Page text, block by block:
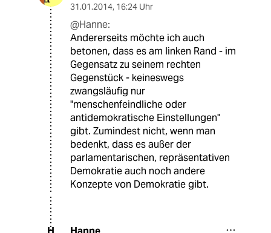
31.01.2014, 16:24 Uhr
@Hanne:
Andererseits möchte ich auch
betonen, dass es am linken Rand - im
Gegensatz zu seinem rechten
Gegenstück - keineswegs
zwangsläufig nur
"menschenfeindliche oder
antidemokratische Einstellungen"
gibt. Zumindest nicht, wenn man
bedenkt, dass es außer der
parlamentarischen, repräsentativen
Demokratie auch noch andere
Konzepte von Demokratie gibt.